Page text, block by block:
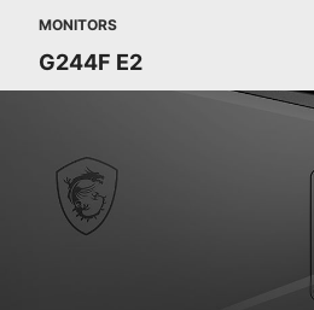
MONITORS
G244F E2